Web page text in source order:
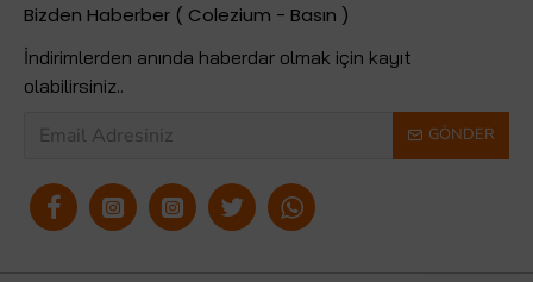
Bizden Haberber ( Colezium - Basın )
İndirimlerden anında haberdar olmak için kayıt
olabilirsiniz..
GÖNDER